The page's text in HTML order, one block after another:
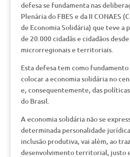
defesa se fundamenta nas
Plenária do FBES e da II CONAES
de Economia Solidária) que teve a
de 20.000 cidadãs e cidadãos
microrregionais e territoriais.
Esta defesa tem como
colocar a economia solidária no
e, consequentemente, das
do Brasil.
A economia solidária não se
determinada personalidade
inclusão produtiva, vai além, ao
desenvolvimento territorial, justo